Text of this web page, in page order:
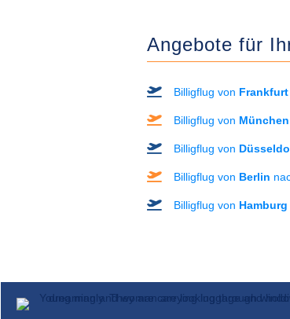
Angebote für
Billigflug von Frankfurt
Billigflug von München
Billigflug von
Billigflug von Berlin
Billigflug von Hamburg